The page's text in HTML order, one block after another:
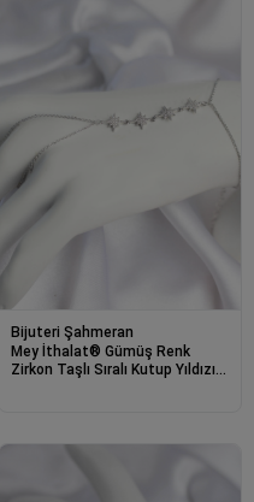
Bijuteri Şahmeran
Mey İthalat® Gümüş Renk
Zirkon Taşlı Sıralı Kutup Yıldızı